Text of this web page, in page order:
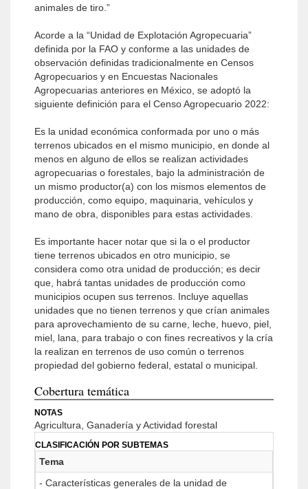
animales de tiro.”
Acorde a la “Unidad de Explotación Agropecuaria”
definida por la FAO y conforme a las unidades de
observación definidas tradicionalmente en Censos
Agropecuarios y en Encuestas Nacionales
Agropecuarias anteriores en México, se adoptó la
siguiente definición para el Censo Agropecuario 2022:
Es la unidad económica conformada por uno o más
terrenos ubicados en el mismo municipio, en donde al
menos en alguno de ellos se realizan actividades
agropecuarias o forestales, bajo la administración de
un mismo productor(a) con los mismos elementos de
producción, como equipo, maquinaria, vehículos y
mano de obra, disponibles para estas actividades.
Es importante hacer notar que si la o el productor
tiene terrenos ubicados en otro municipio, se
considera como otra unidad de producción; es decir
que, habrá tantas unidades de producción como
municipios ocupen sus terrenos. Incluye aquellas
unidades que no tienen terrenos y que crían animales
para aprovechamiento de su carne, leche, huevo, piel,
miel, lana, para trabajo o con fines recreativos y la cría
la realizan en terrenos de uso común o terrenos
propiedad del gobierno federal, estatal o municipal.
Cobertura temática
NOTAS
Agricultura, Ganadería y Actividad forestal
CLASIFICACIÓN POR SUBTEMAS
Tema
- Características generales de la unidad de